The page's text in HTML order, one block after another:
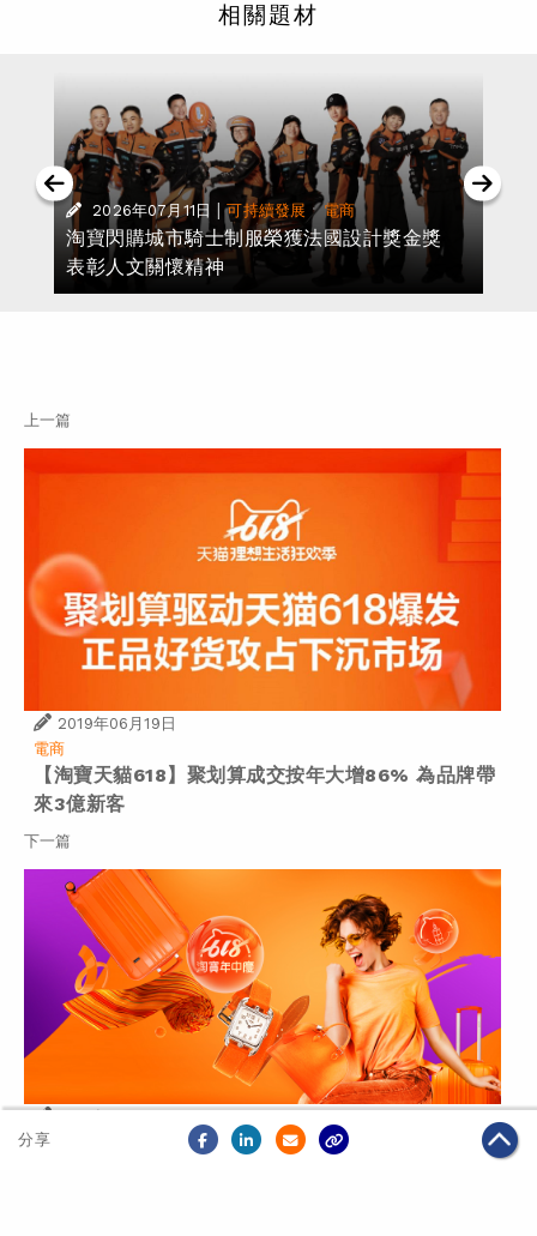
分享
相關題材
2026年07月11日 | 可持續發展 ·電商
淘寶閃購城市騎士制服榮獲法國設計獎金獎
表彰人文關懷精神
上一篇
2019年06月19日
電商
【淘寶天貓618】聚划算成交按年大增86% 為品牌帶
來3億新客
下一篇
電商